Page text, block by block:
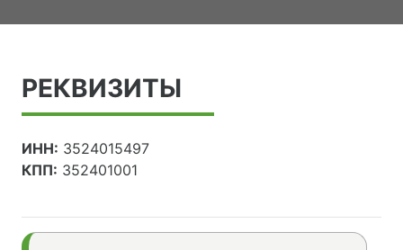
РЕКВИЗИТЫ
ИНН: 3524015497
КПП: 352401001